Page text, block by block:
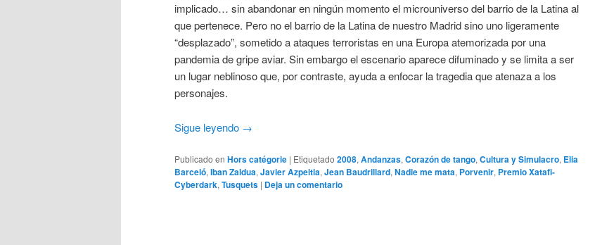
implicado… sin abandonar en ningún momento el microuniverso del barrio de la Latina al
que pertenece. Pero no el barrio de la Latina de nuestro Madrid sino uno ligeramente
“desplazado”, sometido a ataques terroristas en una Europa atemorizada por una
pandemia de gripe aviar. Sin embargo el escenario aparece difuminado y se limita a ser
un lugar neblinoso que, por contraste, ayuda a enfocar la tragedia que atenaza a los
personajes.
Sigue leyendo →
Publicado en Hors catégorie | Etiquetado 2008, Andanzas, Corazón de tango, Cultura y Simulacro, Elia
Barceló, Iban Zaldua, Javier Azpeitia, Jean Baudrillard, Nadie me mata, Porvenir, Premio Xatafi-
Cyberdark, Tusquets | Deja un comentario